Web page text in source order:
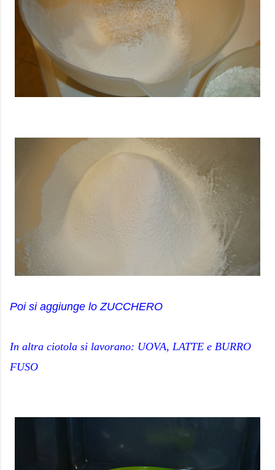
Poi si aggiunge lo ZUCCHERO
In altra ciotola si lavorano: UOVA, LATTE e BURRO
FUSO